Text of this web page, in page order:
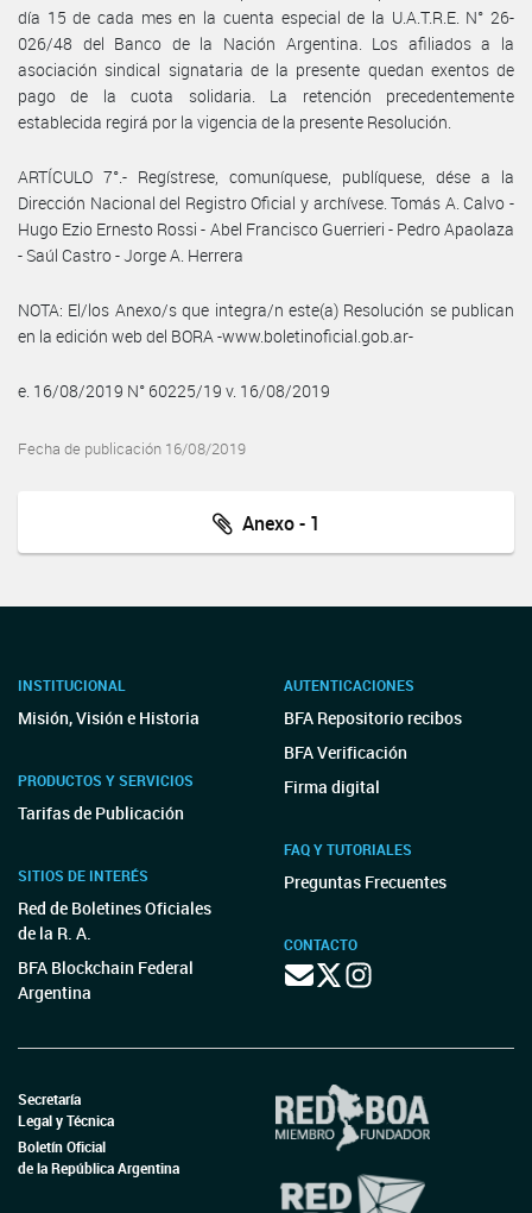
día 15 de cada mes en la cuenta especial de la U.A.T.R.E. N° 26-
026/48 del Banco de la Nación Argentina. Los afiliados a la
asociación sindical signataria de la presente quedan exentos de
pago de la cuota solidaria. La retención precedentemente
establecida regirá por la vigencia de la presente Resolución.
ARTÍCULO 7°.- Regístrese, comuníquese, publíquese, dése a la
Dirección Nacional del Registro Oficial y archívese. Tomás A. Calvo -
Hugo Ezio Ernesto Rossi - Abel Francisco Guerrieri - Pedro Apaolaza
- Saúl Castro - Jorge A. Herrera
NOTA: El/los Anexo/s que integra/n este(a) Resolución se publican
en la edición web del BORA -www.boletinoficial.gob.ar-
e. 16/08/2019 N° 60225/19 v. 16/08/2019
Fecha de publicación 16/08/2019
Anexo - 1
INSTITUCIONAL
Misión, Visión e Historia
PRODUCTOS Y SERVICIOS
Tarifas de Publicación
SITIOS DE INTERÉS
Red de Boletines Oficiales
de la R. A.
BFA Blockchain Federal
Argentina
AUTENTICACIONES
BFA Repositorio recibos
BFA Verificación
Firma digital
FAQ Y TUTORIALES
Preguntas Frecuentes
CONTACTO
Secretaría
Legal y Técnica
Boletín Oficial
de la República Argentina